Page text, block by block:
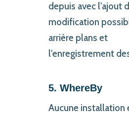
depuis avec l'ajout
modification
arrière plans et
l'enregistrement
5. WhereBy
Aucune installation